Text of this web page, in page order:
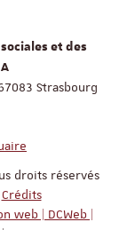
et des
Strasbourg
droits réservés
Crédits
web | DCWeb |